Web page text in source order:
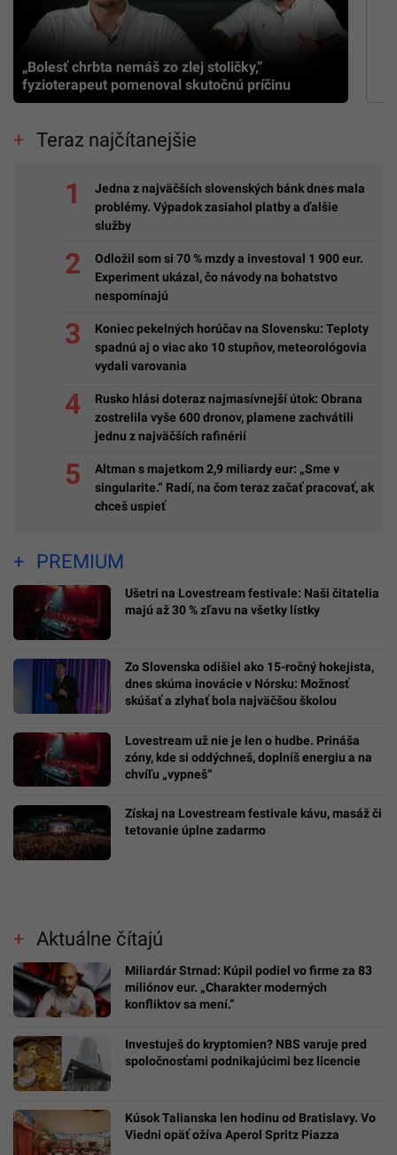
„Bolesť chrbta nemáš zo zlej stoličky,”
fyzioterapeut pomenoval skutočnú príčinu
Teraz najčítanejšie
Jedna z najväčších slovenských bánk dnes mala
problémy. Výpadok zasiahol platby a ďalšie
služby
Odložil som si 70 % mzdy a investoval 1 900 eur.
Experiment ukázal, čo návody na bohatstvo
nespomínajú
Koniec pekelných horúčav na Slovensku: Teploty
spadnú aj o viac ako 10 stupňov, meteorológovia
vydali varovania
Rusko hlási doteraz najmasívnejší útok: Obrana
zostrelila vyše 600 dronov, plamene zachvátili
jednu z najväčších rafinérií
Altman s majetkom 2,9 miliardy eur: „Sme v
singularite.“ Radí, na čom teraz začať pracovať, ak
chceš uspieť
PREMIUM
Ušetri na Lovestream festivale: Naši čitatelia
majú až 30 % zľavu na všetky lístky
Zo Slovenska odišiel ako 15-ročný hokejista,
dnes skúma inovácie v Nórsku: Možnosť
skúšať a zlyhať bola najväčšou školou
Lovestream už nie je len o hudbe. Prináša
zóny, kde si oddýchneš, doplníš energiu a na
chvíľu „vypneš“
Získaj na Lovestream festivale kávu, masáž či
tetovanie úplne zadarmo
Aktuálne čítajú
Miliardár Strnad: Kúpil podiel vo firme za 83
miliónov eur. „Charakter moderných
konfliktov sa mení.“
Investuješ do kryptomien? NBS varuje pred
spoločnosťami podnikajúcimi bez licencie
Kúsok Talianska len hodinu od Bratislavy. Vo
Viedni opäť ožíva Aperol Spritz Piazza